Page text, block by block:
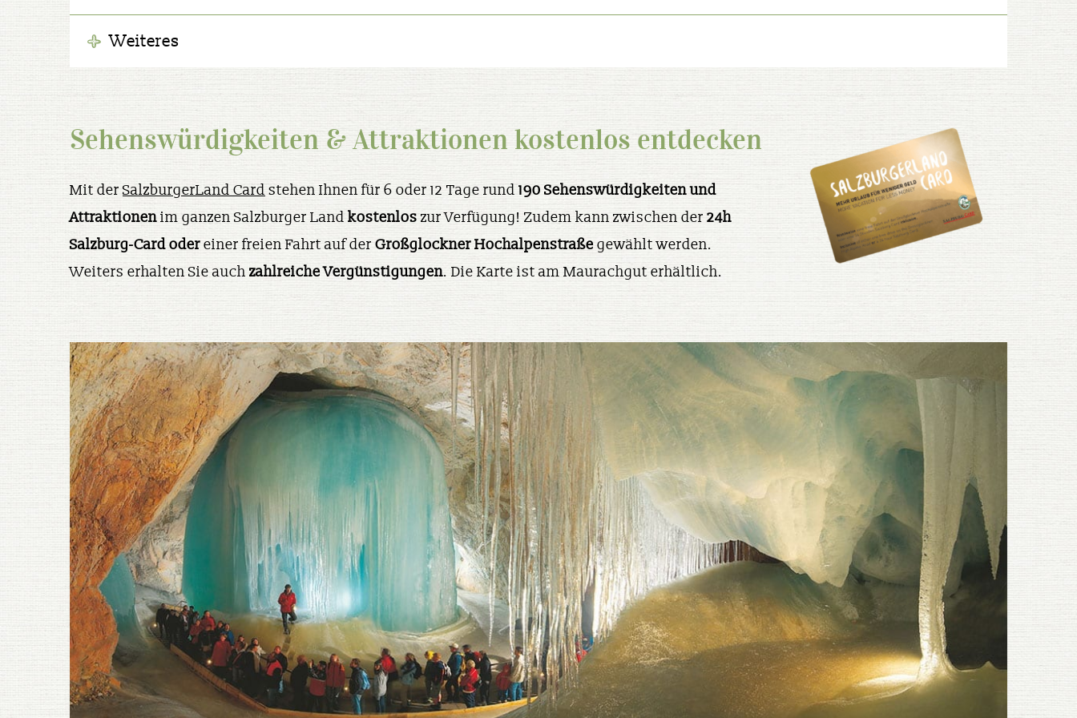
Weiteres
Sehenswürdigkeiten & Attraktionen kostenlos entdecken
Mit der SalzburgerLand Card stehen Ihnen für 6 oder 12 Tage rund 190 Sehenswürdigkeiten und
Attraktionenim ganzen Salzburger Land kostenlos zur Verfügung! Zudem kann zwischen der 24h
Salzburg-Card odereiner freien Fahrt auf der Großglockner Hochalpenstraße gewählt werden.
Weiters erhalten Sie auch zahlreiche Vergünstigungen. Die Karte ist am Maurachgut erhältlich.